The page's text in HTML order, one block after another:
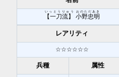
【一刀流】
いっとうりゅう
小野忠明
おのただあき
レアリティ
☆☆☆☆☆☆
兵種 属性